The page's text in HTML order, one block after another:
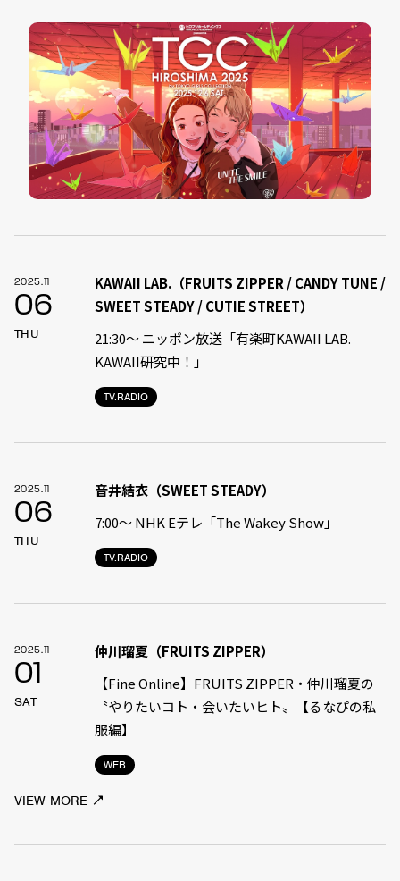
2025.11
06
THU
TV.RADIO
KAWAII LAB.（FRUITS ZIPPER / CANDY TUNE /
SWEET STEADY / CUTIE STREET）
21:30〜 ニッポン放送「有楽町KAWAII LAB.
KAWAII研究中！」
2025.11
06
THU
TV.RADIO
音井結衣（SWEET STEADY）
7:00〜 NHK Eテレ「The Wakey Show」
2025.11
01
SAT
WEB
仲川瑠夏（FRUITS ZIPPER）
【Fine Online】FRUITS ZIPPER・仲川瑠夏の
〝やりたいコト・会いたいヒト〟【るなぴの私
服編】
VIEW MORE